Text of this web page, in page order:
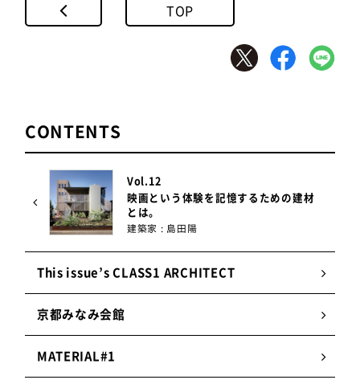
─ 島田さんから國岡さんへメッセージをお
願いします。
いつも厳しい予算の仕事ばかりで申し訳ありません
(笑)。そんな中でも諦めず、図面の意図を超えて更
に良くなるよう、我々も驚くような提案をし続けて
くださる國岡さんのポジティブな姿勢にいつも学
び、励まされております。
我々の仕事は、予算や要望にもまれて妥協しつつ
も、それを工夫の連続でより良いものに洗練させて
いくことなのですが、國岡さんとともに進めるのは
TOP
CONTENTS
Vol.12
映画という体験を記憶するための建材
とは。
建築家 : 島田陽
This issue’s CLASS1 ARCHITECT
京都みなみ会館
MATERIAL#1